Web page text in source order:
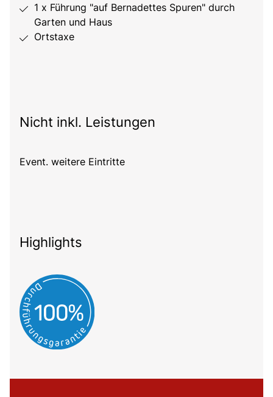
1 x Führung "auf Bernadettes Spuren" durch
Garten und Haus
Ortstaxe
Nicht inkl. Leistungen
Event. weitere Eintritte
Highlights